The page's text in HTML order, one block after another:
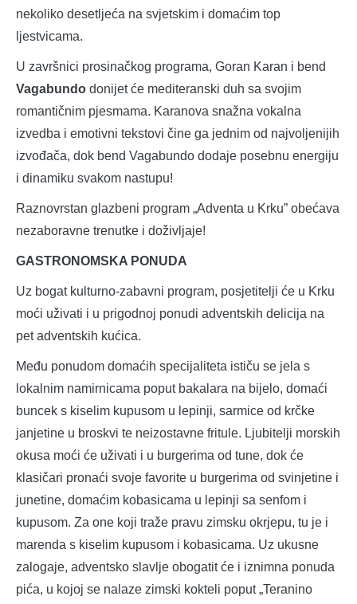
nekoliko desetljeća na svjetskim i domaćim top
ljestvicama.
U završnici prosinačkog programa, Goran Karan i bend
Vagabundo donijet će mediteranski duh sa svojim
romantičnim pjesmama. Karanova snažna vokalna
izvedba i emotivni tekstovi čine ga jednim od najvoljenijih
izvođača, dok bend Vagabundo dodaje posebnu energiju
i dinamiku svakom nastupu!
Raznovrstan glazbeni program „Adventa u Krku” obećava
nezaboravne trenutke i doživljaje!
GASTRONOMSKA PONUDA
Uz bogat kulturno-zabavni program, posjetitelji će u Krku
moći uživati i u prigodnoj ponudi adventskih delicija na
pet adventskih kućica.
Među ponudom domaćih specijaliteta ističu se jela s
lokalnim namirnicama poput bakalara na bijelo, domaći
buncek s kiselim kupusom u lepinji, sarmice od krčke
janjetine u broskvi te neizostavne fritule. Ljubitelji morskih
okusa moći će uživati i u burgerima od tune, dok će
klasičari pronaći svoje favorite u burgerima od svinjetine i
junetine, domaćim kobasicama u lepinji sa senfom i
kupusom. Za one koji traže pravu zimsku okrjepu, tu je i
marenda s kiselim kupusom i kobasicama. Uz ukusne
zalogaje, adventsko slavlje obogatit će i iznimna ponuda
pića, u kojoj se nalaze zimski kokteli poput „Teranino